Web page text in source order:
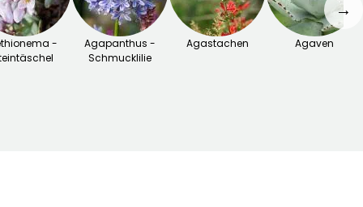
-
Agapanthus -
Schmucklilie
Agastachen Agaven
→